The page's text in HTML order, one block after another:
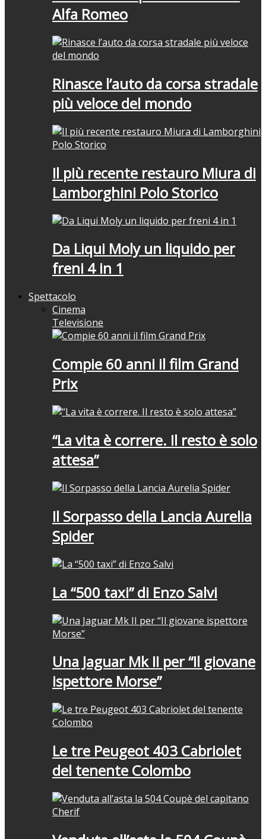
Alfa Romeo
Rinasce l’auto da corsa stradale
più veloce del mondo
Il più recente restauro Miura di
Lamborghini Polo Storico
Da Liqui Moly un liquido per
freni 4 in 1
Spettacolo
Cinema
Televisione
Compie 60 anni il film Grand
Prix
“La vita è correre. Il resto è solo
attesa”
Il Sorpasso della Lancia Aurelia
Spider
La “500 taxi” di Enzo Salvi
Una Jaguar Mk II per “Il giovane
ispettore Morse”
Le tre Peugeot 403 Cabriolet
del tenente Colombo